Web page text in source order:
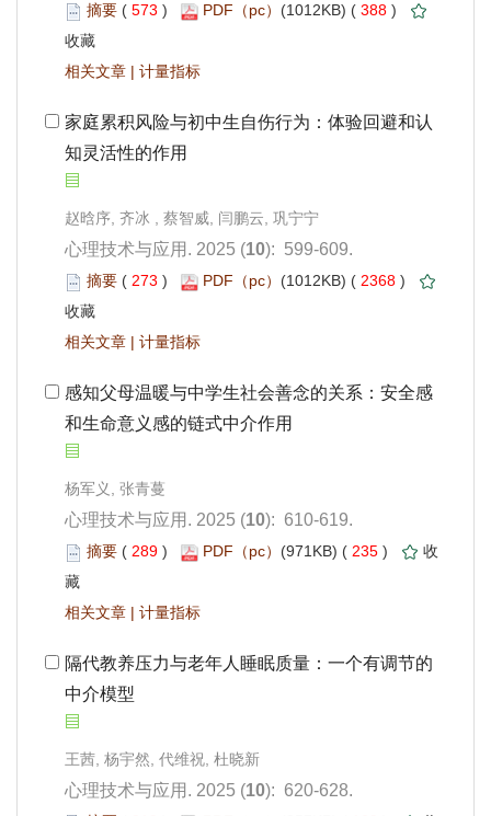
573 ) 388 )
|
知灵活性的作用
): 599-609.
273 ) 2368 )
|
和生命意义感的链式中介作用
): 610-619.
289 ) 235 )
|
中介模型
): 620-628.